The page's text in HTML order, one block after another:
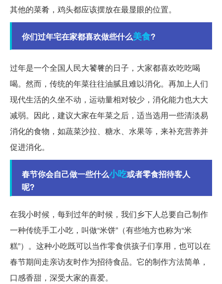
其他的菜肴，鸡头都应该摆放在最显眼的位置。
你们过年宅在家都喜欢做些什么美食?
过年是一个全国人民大饕餮的日子，大家都喜欢吃吃喝
喝。然而，传统的年菜往往油腻且难以消化。再加上人们
现代生活的久坐不动，运动量相对较少，消化能力也大大
减弱。因此，建议大家在年菜之后，适当选用一些清淡易
消化的食物，如蔬菜沙拉、糖水、水果等，来补充营养并
促进消化。
春节你会自己做一些什么小吃或者零食招待客人
呢?
在我小时候，每到过年的时候，我们乡下人总要自己制作
一种传统手工小吃，叫做“米饼”（有些地方也称为“米
糕”）。这种小吃既可以当作零食供孩子们享用，也可以在
春节期间走亲访友时作为招待食品。它的制作方法简单，
口感香甜，深受大家的喜爱。